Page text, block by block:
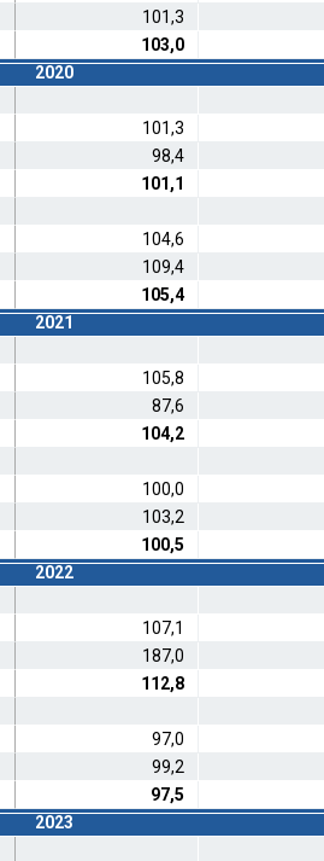
101,3
103,0
2020
101,3
98,4
101,1
104,6
109,4
105,4
2021
105,8
87,6
104,2
100,0
103,2
100,5
2022
107,1
187,0
112,8
97,0
99,2
97,5
2023